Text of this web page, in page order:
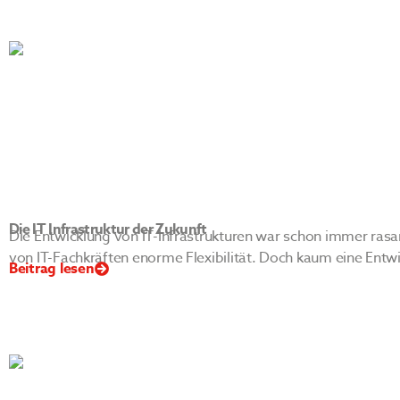
Die IT Infrastruktur der Zukunft
Die Entwicklung von IT-Infrastrukturen war schon immer
von IT-Fachkräften enorme Flexibilität. Doch kaum eine
Beitrag lesen